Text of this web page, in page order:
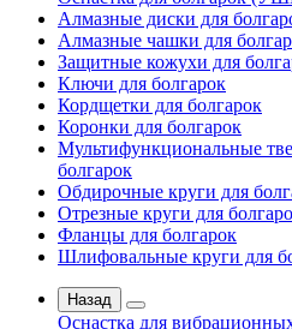
Алмазные диски для
Алмазные чашки для
Защитные кожухи для
Ключи для болгарок
Кордщетки для болгарок
Коронки для болгарок
Мультифункциональные
болгарок
Обдирочные круги для
Отрезные круги для
Фланцы для болгарок
Шлифовальные круги для
Назад
Оснастка для